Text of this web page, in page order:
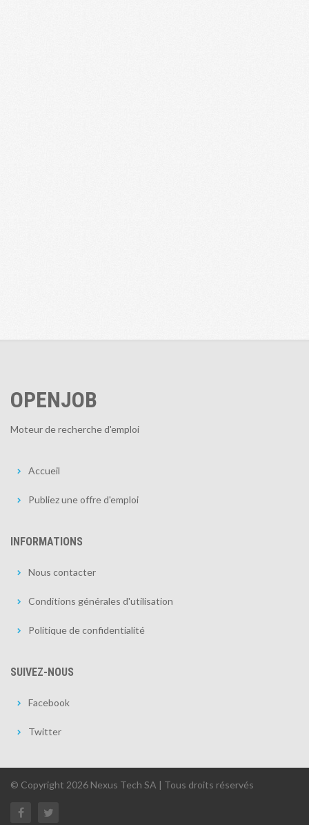
OPENJOB
Moteur de recherche d'emploi
Accueil
Publiez une offre d'emploi
INFORMATIONS
Nous contacter
Conditions générales d'utilisation
Politique de confidentialité
SUIVEZ-NOUS
Facebook
Twitter
© Copyright 2026 Nexus Tech SA | Tous droits réservés